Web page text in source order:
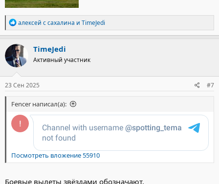
Р
е
а
к
ц
и
и
:
алексей с сахалина и TimeJedi
TimeJedi
Активный участник
23 Сен 2025 #7
Fencer написал(а):
Посмотреть вложение 55910
Боевые вылеты звёздами обозначают.